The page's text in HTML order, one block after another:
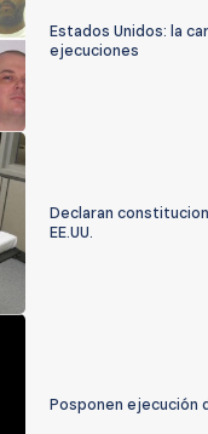
Estados Unidos: la
ejecuciones
Declaran
EE.UU.
Posponen ejecución